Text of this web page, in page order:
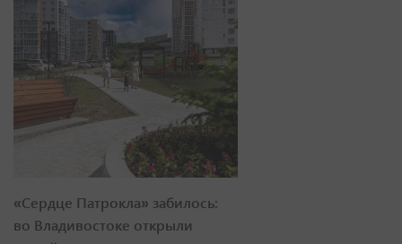
«Сердце Патрокла» забилось:
во Владивостоке открыли